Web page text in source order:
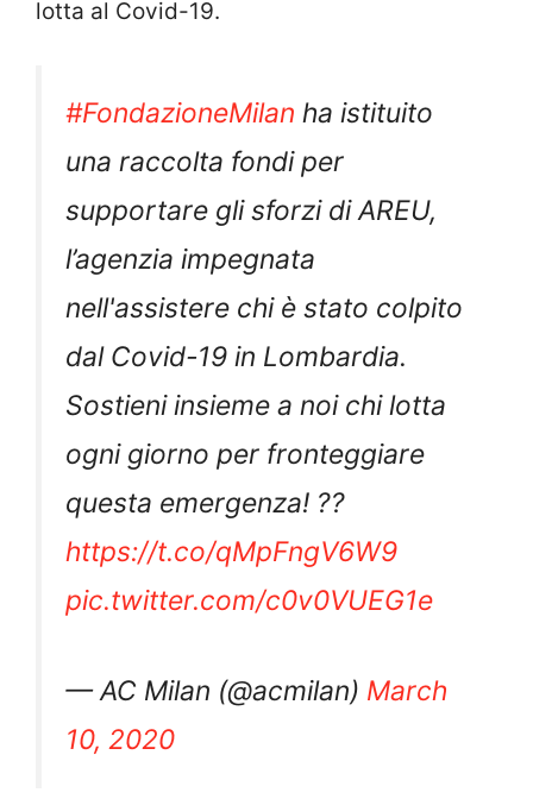
lotta al Covid-19.
#FondazioneMilan ha istituito
una raccolta fondi per
supportare gli sforzi di AREU,
l’agenzia impegnata
nell'assistere chi è stato colpito
dal Covid-19 in Lombardia.
Sostieni insieme a noi chi lotta
ogni giorno per fronteggiare
questa emergenza! ??
https://t.co/qMpFngV6W9
pic.twitter.com/c0v0VUEG1e
— AC Milan (@acmilan) March
10, 2020